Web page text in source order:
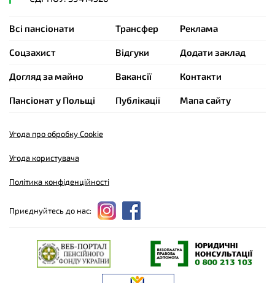
Всі пансіонати
Cоцзахист
Догляд за майно
Пансіонат у Польщі
Трансфер
Відгуки
Вакансії
Публікації
Реклама
Додати заклад
Контакти
Мапа сайту
Угода про обробку Cookie
Угода користувача
Політика конфіденційності
Приєднуйтесь до нас: